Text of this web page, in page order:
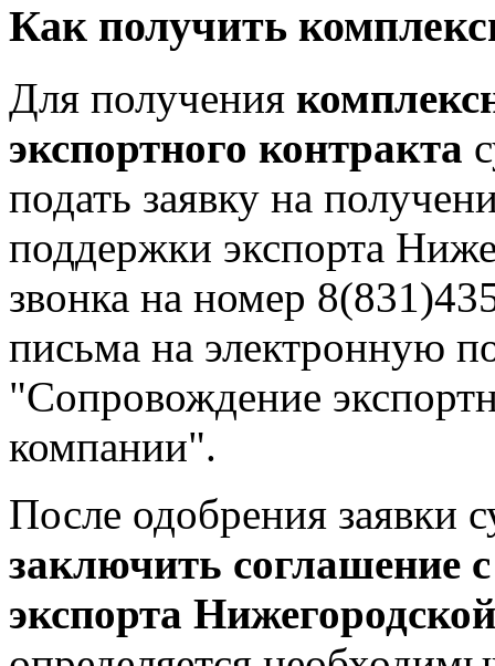
Как получить
Для получения
экспортного контракта
подать заявку на
поддержки экспорта
звонка на номер
письма на электронную
"Сопровождение
компании".
После одобрения заявки
заключить соглашение
экспорта